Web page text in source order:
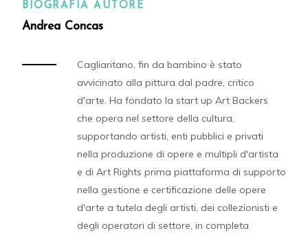
BIOGRAFIA AUTORE
Andrea Concas
Cagliaritano, fin da bambino è stato
avvicinato alla pittura dal padre, critico
d'arte. Ha fondato la start up Art Backers
che opera nel settore della cultura,
supportando artisti, enti pubblici e privati
nella produzione di opere e multipli d'artista
e di Art Rights prima piattaforma di supporto
nella gestione e certificazione delle opere
d'arte a tutela degli artisti, dei collezionisti e
degli operatori di settore, in completa